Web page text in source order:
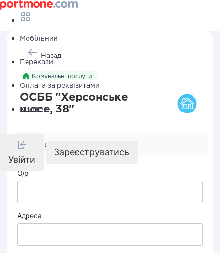
Мобільний
Перекази
Оплата за реквізитами
Кешбек
Увійти
Зареєструватись
Назад
Комунальні послуги
ОСББ "Херсонське
шосе, 38"
Реквізити компанії
О/р
Адреса